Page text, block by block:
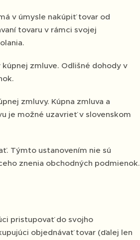
v úmysle nakúpiť tovar od
tovaru v rámci svojej
zmluve. Odlišné dohody v
zmluvy. Kúpna zmluva a
je možné uzavrieť v slovenskom
Týmto ustanovením nie sú
znenia obchodných podmienok.
pristupovať do svojho
objednávať tovar (ďalej len